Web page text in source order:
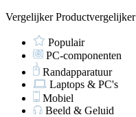
VergelijkerProductvergelijker
Populair
PC-componenten
Randapparatuur
Laptops & PC's
Mobiel
Beeld & Geluid